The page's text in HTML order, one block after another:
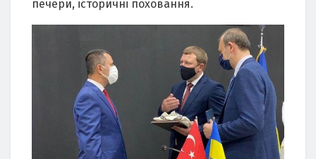
печери, історичні поховання.